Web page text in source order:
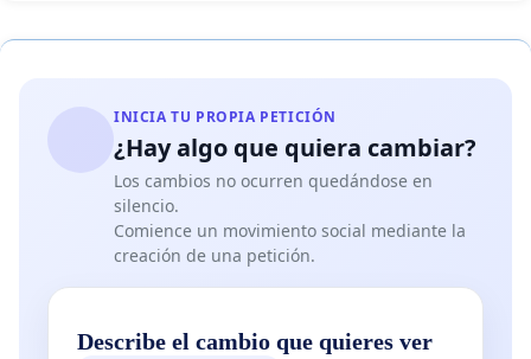
INICIA TU PROPIA PETICIÓN
¿Hay algo que quiera cambiar?
Los cambios no ocurren quedándose en
silencio.
Comience un movimiento social mediante la
creación de una petición.
Describe el cambio que quieres ver